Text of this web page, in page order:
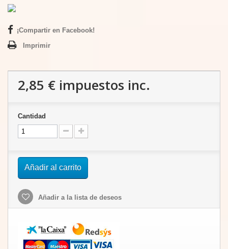
¡Compartir en Facebook!
Imprimir
2,85 € impuestos inc.
Cantidad
Añadir al carrito
Añadir a la lista de deseos